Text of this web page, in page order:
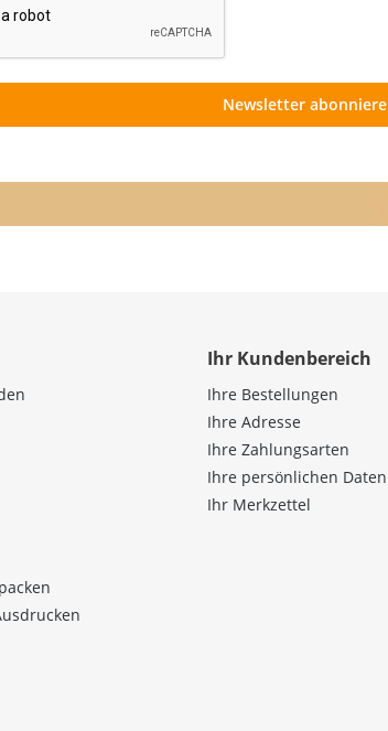
Newsletter
Ihr Kundenbereich
Ihre Bestellungen
Ihre Adresse
Ihre Zahlungsarten
Ihre persönlichen Daten
Ihr Merkzettel